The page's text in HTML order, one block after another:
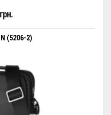
(5206-2)